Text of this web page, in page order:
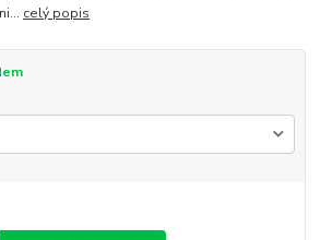
celý popis